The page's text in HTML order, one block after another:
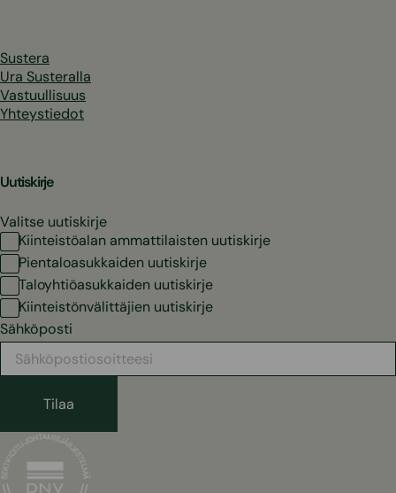
Sustera
Ura Susteralla
Vastuullisuus
Yhteystiedot
Uutiskirje
Valitse uutiskirje
Kiinteistöalan ammattilaisten uutiskirje
Pientaloasukkaiden uutiskirje
Taloyhtiöasukkaiden uutiskirje
Kiinteistönvälittäjien uutiskirje
Sähköposti